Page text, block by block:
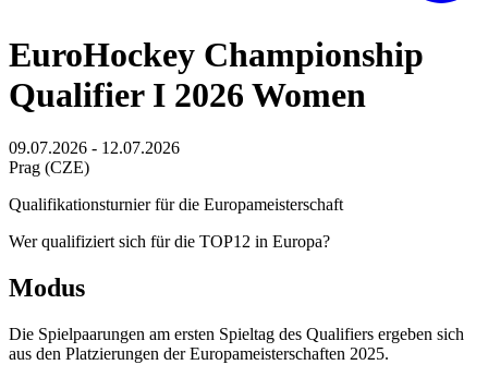
EuroHockey Championship
Qualifier I 2026 Women
09.07.2026 - 12.07.2026
Prag (CZE)
Qualifikationsturnier für die Europameisterschaft
Wer qualifiziert sich für die TOP12 in Europa?
Modus
Die Spielpaarungen am ersten Spieltag des Qualifiers ergeben sich
aus den Platzierungen der Europameisterschaften 2025.